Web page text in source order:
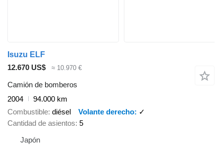
Isuzu ELF
12.670 US$
≈ 10.970 €
Camión de bomberos
2004
94.000 km
Combustible diésel Volante derecho
✓
Cantidad de asientos 5
Japón